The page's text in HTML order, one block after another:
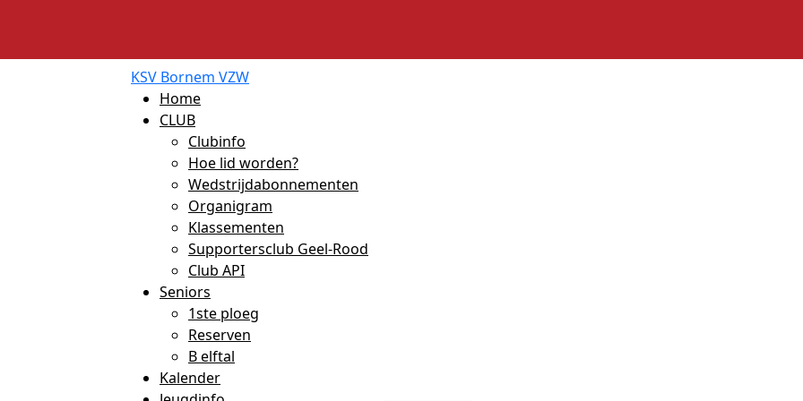
KSV Bornem VZW
Home
CLUB
Clubinfo
Hoe lid worden?
Wedstrijdabonnementen
Organigram
Klassementen
Supportersclub Geel-Rood
Club API
Seniors
1ste ploeg
Reserven
B elftal
Kalender